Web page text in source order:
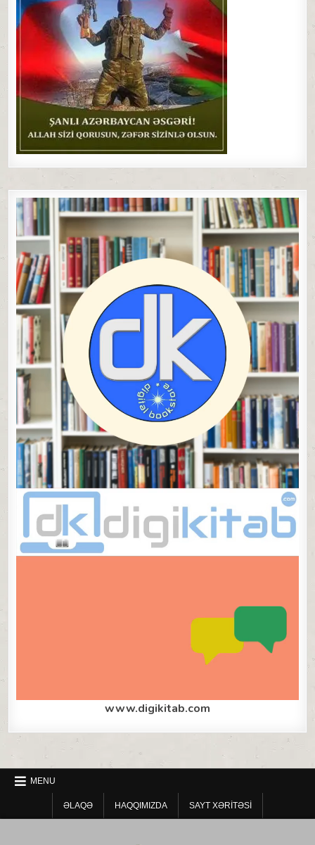
www.digikitab.com
MENU
ƏLAQƏ HAQQIMIZDA SAYT XƏRITƏSI